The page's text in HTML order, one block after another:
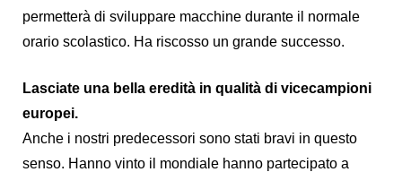
permetterà di sviluppare macchine durante il normale
orario scolastico. Ha riscosso un grande successo.
Lasciate una bella eredità in qualità di vicecampioni
europei.
Anche i nostri predecessori sono stati bravi in questo
senso. Hanno vinto il mondiale hanno partecipato a